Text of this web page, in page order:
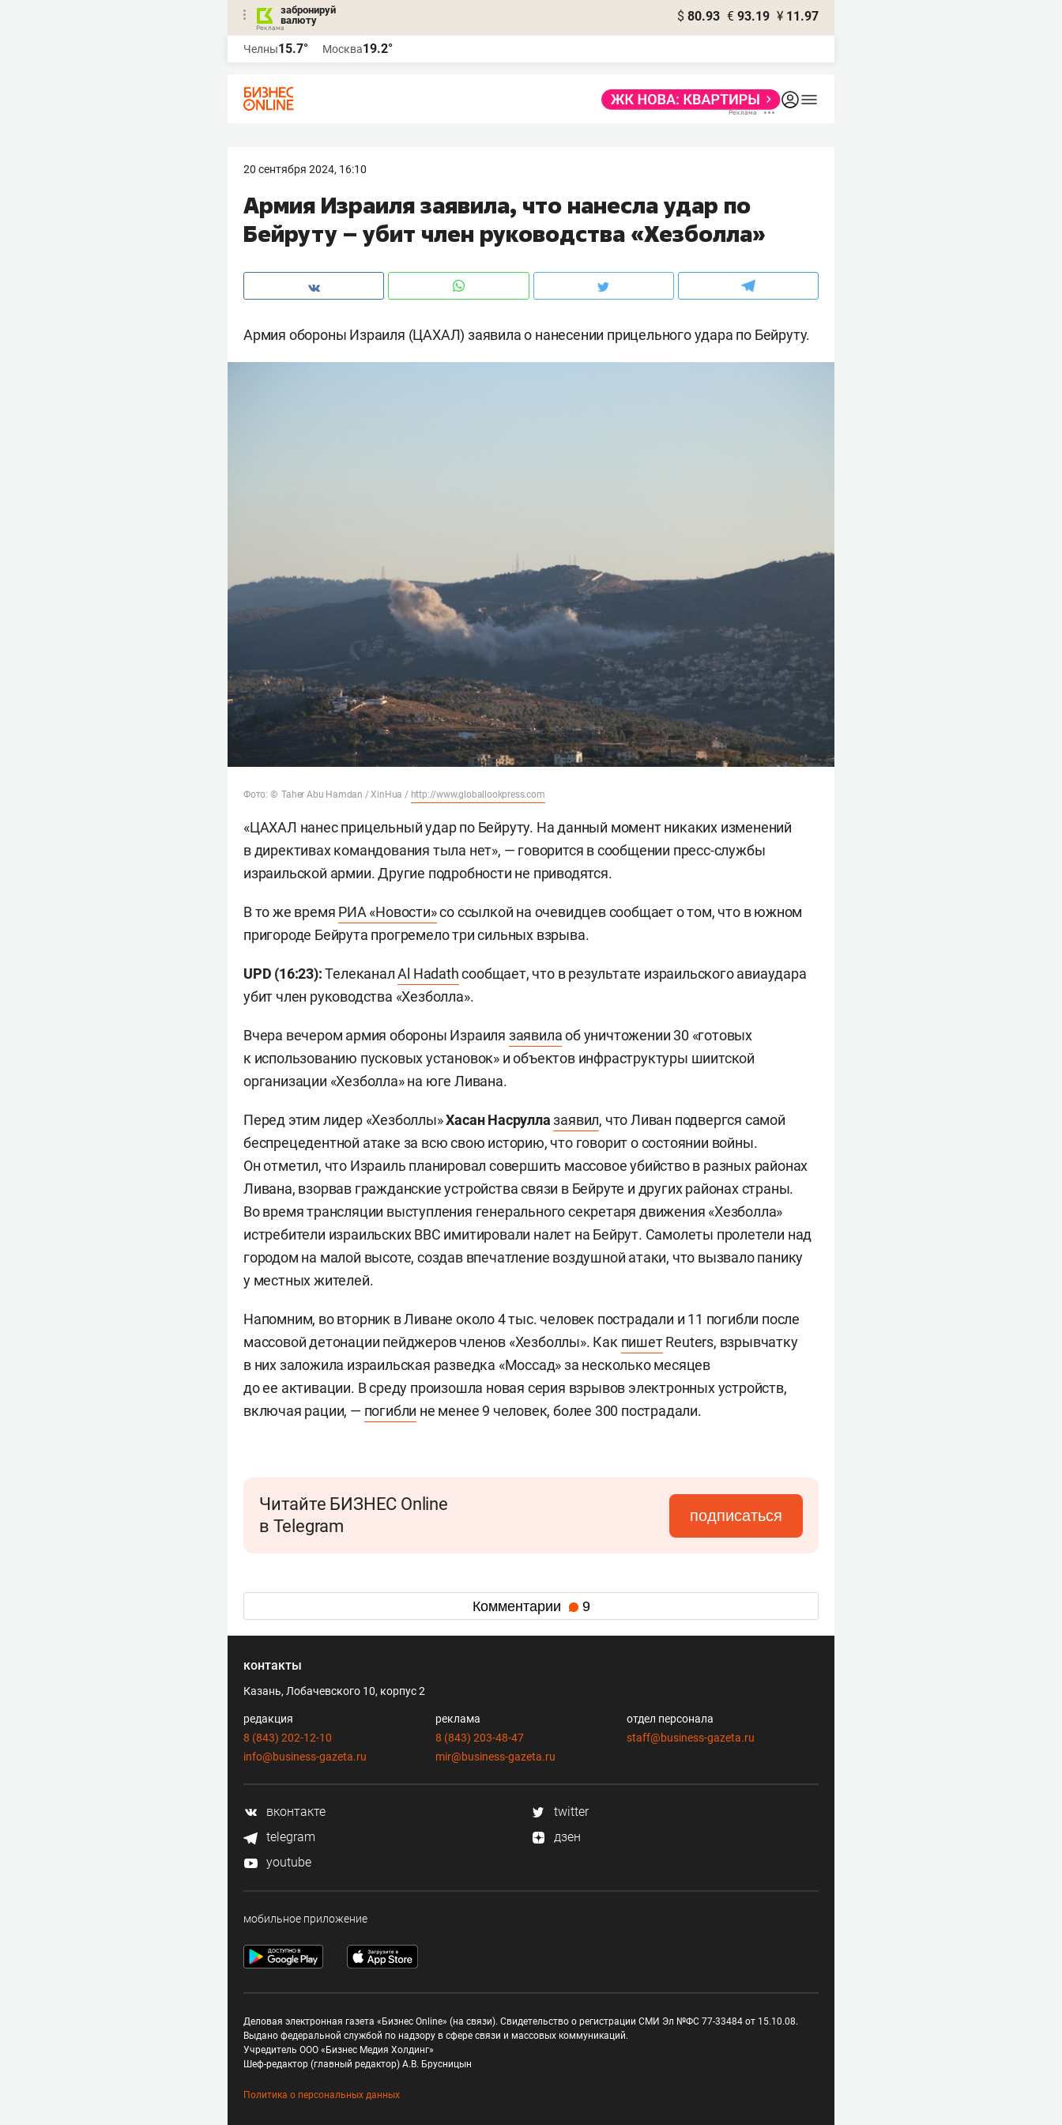
забронируй
валюту
$ 80.93 € 93.19 ¥ 11.97
Челны15.7° Москва19.2°
20 сентября 2024, 16:10
Армия Израиля заявила, что нанесла удар по
Бейруту – убит член руководства «Хезболла»
Армия обороны Израиля (ЦАХАЛ) заявила о нанесении прицельного удара по Бейруту.
Фото: © Taher Abu Hamdan / XinHua / http://www.globallookpress.com
«ЦАХАЛ нанес прицельный удар по Бейруту. На данный момент никаких изменений
в директивах командования тыла нет», — говорится в сообщении пресс-службы
израильской армии. Другие подробности не приводятся.
В то же время РИА «Новости»со ссылкой на очевидцев сообщает о том, что в южном
пригороде Бейрута прогремело три сильных взрыва.
UPD (16:23):ТелеканалAl Hadathсообщает, что в результате израильского авиаудара
убит член руководства «Хезболла».
Вчера вечером армия обороны Израиля заявилаоб уничтожении 30 «готовых
к использованию пусковых установок» и объектов инфраструктуры шиитской
организации «Хезболла» на юге Ливана.
Перед этим лидер «Хезболлы»Хасан Насрулла заявил, что Ливан подвергся самой
беспрецедентной атаке за всю свою историю, что говорит о состоянии войны.
Он отметил, что Израиль планировал совершить массовое убийство в разных районах
Ливана, взорвав гражданские устройства связи в Бейруте и других районах страны.
Во время трансляции выступления генерального секретаря движения «Хезболла»
истребители израильских ВВС имитировали налет на Бейрут. Самолеты пролетели над
городом на малой высоте, создав впечатление воздушной атаки, что вызвало панику
у местных жителей.
Напомним, во вторник в Ливане около 4 тыс. человек пострадали и 11 погибли после
массовой детонации пейджеров членов «Хезболлы». Как пишетReuters, взрывчатку
в них заложила израильская разведка «Моссад» за несколько месяцев
до ее активации. В среду произошла новая серия взрывов электронных устройств,
включая рации, — погибли не менее 9 человек, более 300 пострадали.
Читайте БИЗНЕС Online
в Telegram
подписаться
Комментарии 9
контакты
Казань, Лобачевского 10, корпус 2
редакция
8 (843) 202-12-10
info@business-gazeta.ru
реклама
8 (843) 203-48-47
mir@business-gazeta.ru
отдел персонала
staff@business-gazeta.ru
вконтакте
twitter
telegram
дзен
youtube
мобильное приложение
Деловая электронная газета «Бизнес Online» (на связи). Свидетельство о регистрации СМИ Эл №ФС 77-33484 от 15.10.08.
Выдано федеральной службой по надзору в сфере связи и массовых коммуникаций.
Учредитель ООО «Бизнес Медия Холдинг»
Шеф-редактор (главный редактор) А.В. Брусницын
Политика о персональных данных